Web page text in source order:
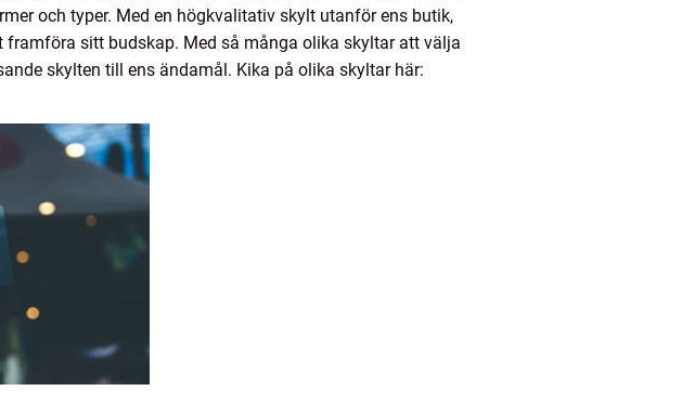
och typer. Med en högkvalitativ skylt utanför ens butik,
sitt budskap. Med så många olika skyltar att välja
skylten till ens ändamål. Kika på olika skyltar här: